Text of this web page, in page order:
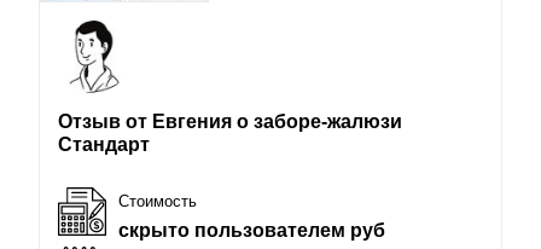
Отзыв от Евгения о заборе-жалюзи
Стандарт
Стоимость
скрыто пользователем руб